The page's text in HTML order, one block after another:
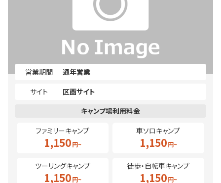
営業期間
通年営業
サイト
区画サイト
ファミリーキャンプ
1,150
車ソロキャンプ
1,150
ツーリングキャンプ
1,150
徒歩・自転車キャンプ
1,150